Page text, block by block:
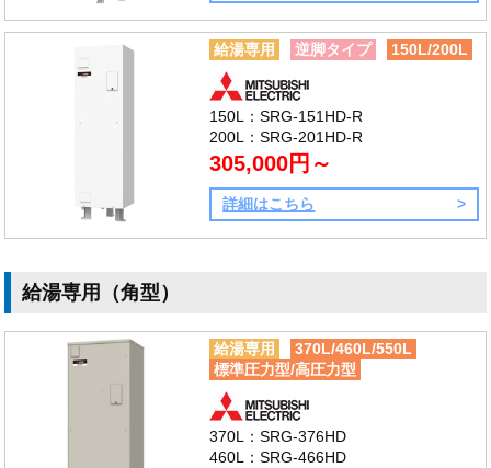
給湯専用 逆脚タイプ 150L/200L
150L：SRG-151HD-R
200L：SRG-201HD-R
305,000円～
詳細はこちら
給湯専用（角型）
給湯専用
370L/460L/550L
標準圧力型/高圧力型
370L：SRG-376HD
460L：SRG-466HD